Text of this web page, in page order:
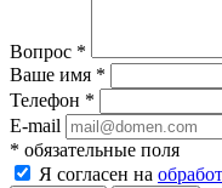
Вопрос *
Ваше имя *
Телефон *
E-mail
* обязательные поля
Я согласен на